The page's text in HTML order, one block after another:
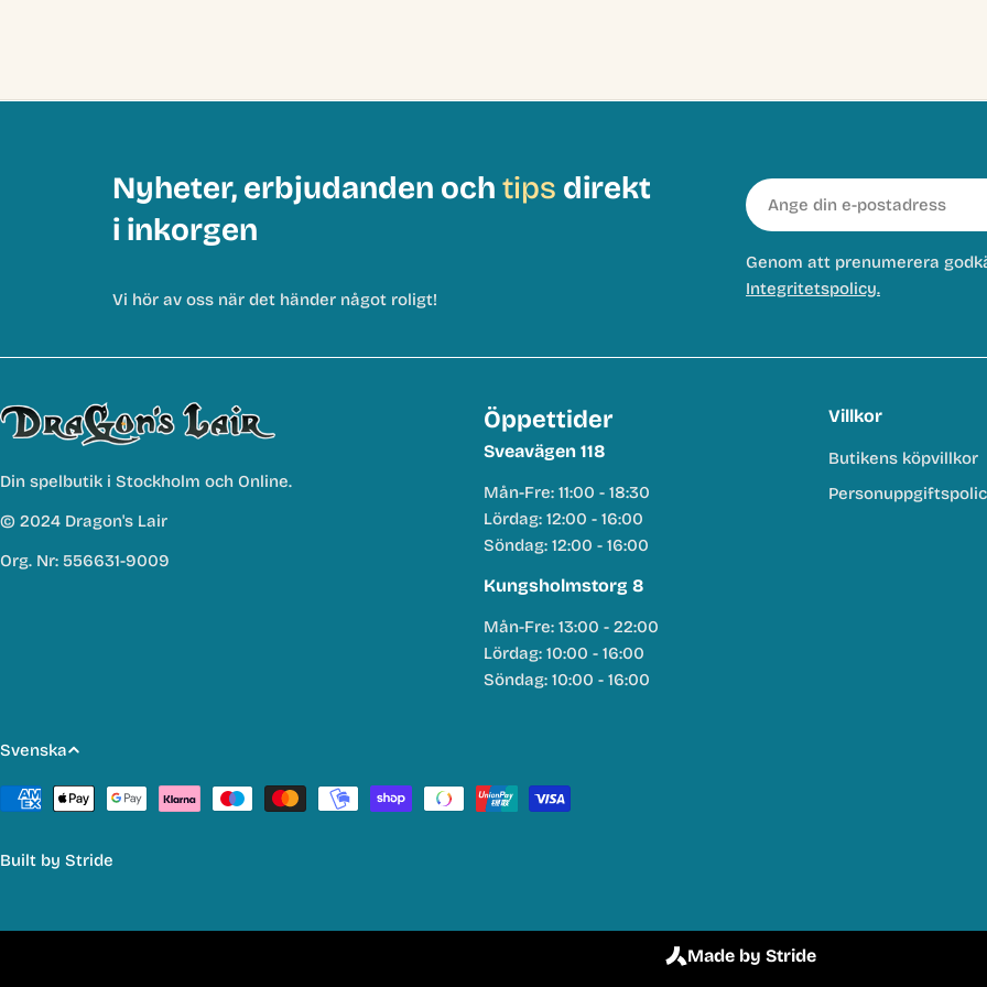
Nyheter, erbjudanden och tips direkt
i inkorgen
Vi hör av oss när det händer något roligt!
E-
post
Genom att prenumerera
Integritetspolicy.
Din spelbutik i Stockholm och Online.
© 2024 Dragon's Lair
Org. Nr: 556631-9009
Öppettider
Sveavägen 118
Mån-Fre: 11:00 - 18:30
Lördag: 12:00 - 16:00
Söndag: 12:00 - 16:00
Kungsholmstorg 8
Mån-Fre: 13:00 - 22:00
Lördag: 10:00 - 16:00
Söndag: 10:00 - 16:00
Villkor
Butikens köpvillkor
S
p
r
k
Svenska
Betalmetoder
Built by Stride
Made by Stride